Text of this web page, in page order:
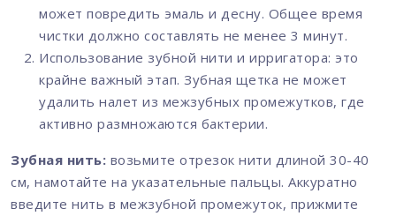
может повредить эмаль и десну. Общее время
чистки должно составлять не менее 3 минут.
Использование зубной нити и ирригатора: это
крайне важный этап. Зубная щетка не может
удалить налет из межзубных промежутков, где
активно размножаются бактерии.
Зубная нить: возьмите отрезок нити длиной 30-40
см, намотайте на указательные пальцы. Аккуратно
введите нить в межзубной промежуток, прижмите